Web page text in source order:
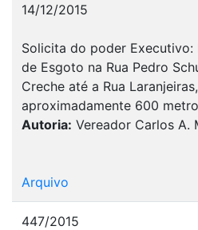
14/12/2015
Solicita do poder Executivo:
de Esgoto na Rua Pedro
Creche até a Rua
aproximadamente 600
Autoria: Vereador Carlos A.
Arquivo
447/2015